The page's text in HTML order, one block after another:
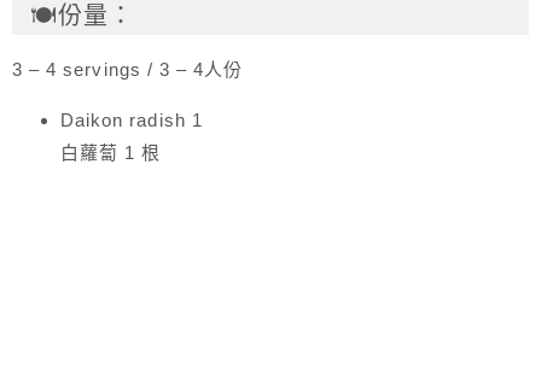
🍽️份量：
3 – 4 servings / 3 – 4人份
Daikon radish 1
白蘿蔔 1 根